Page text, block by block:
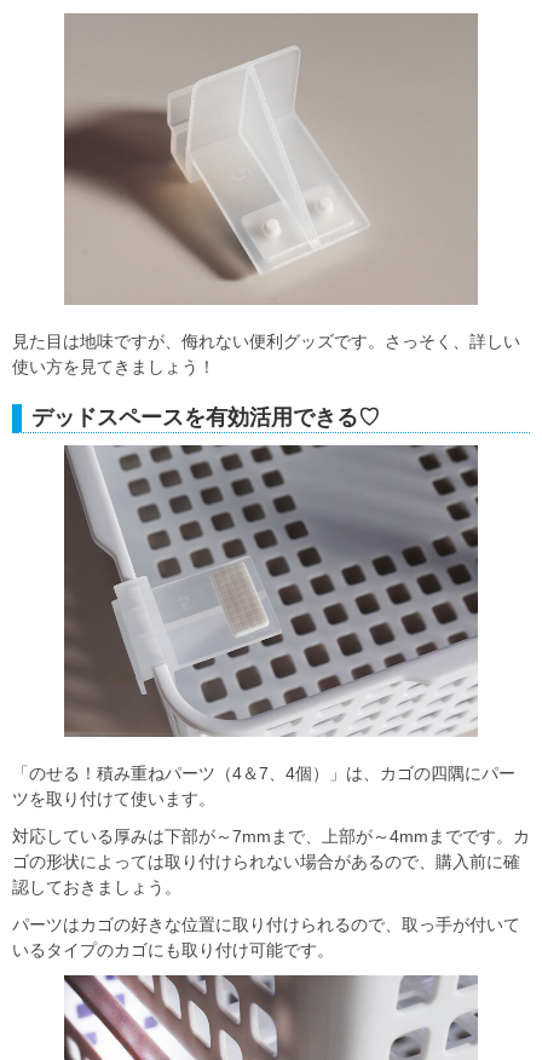
見た目は地味ですが、侮れない便利グッズです。さっそく、詳しい
使い方を見てきましょう！
デッドスペースを有効活用できる♡
「のせる！積み重ねパーツ（4＆7、4個）」は、カゴの四隅にパー
ツを取り付けて使います。
対応している厚みは下部が～7mmまで、上部が～4mmまでです。カ
ゴの形状によっては取り付けられない場合があるので、購入前に確
認しておきましょう。
パーツはカゴの好きな位置に取り付けられるので、取っ手が付いて
いるタイプのカゴにも取り付け可能です。